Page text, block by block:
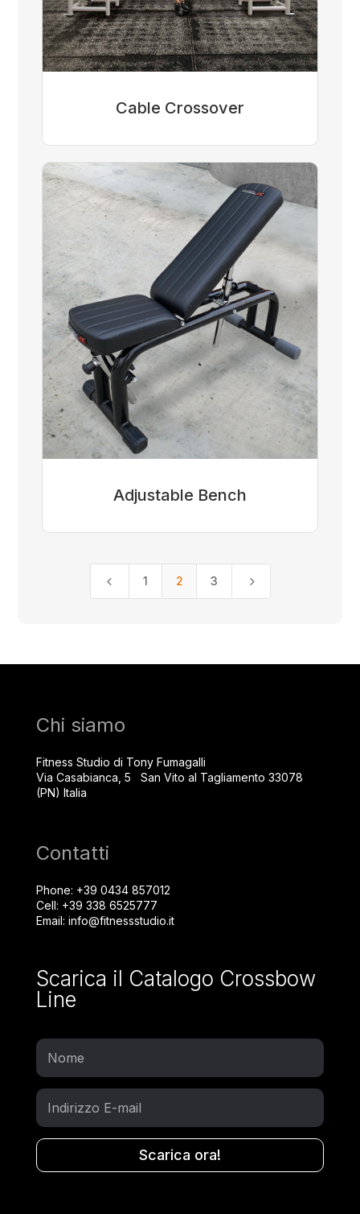
Cable Crossover
Adjustable Bench
4 1 2 3 5
Chi siamo
Fitness Studio di Tony Fumagalli
Via Casabianca, 5 San Vito al Tagliamento 33078
(PN) Italia
Contatti
Phone: +39 0434 857012
Cell: +39 338 6525777
Email: info@fitnessstudio.it
Scarica il Catalogo Crossbow
Line
Scarica ora!